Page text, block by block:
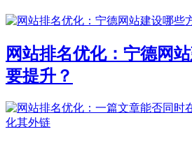
网站排名优化：宁德网
要提升？